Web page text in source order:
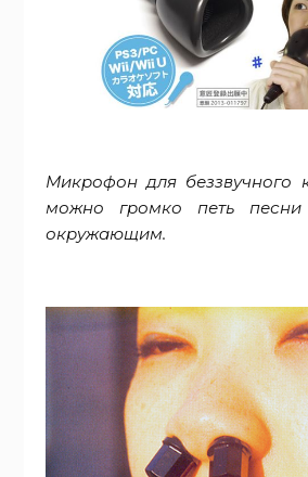
Микрофон для беззвучного
можно громко петь
окружающим.